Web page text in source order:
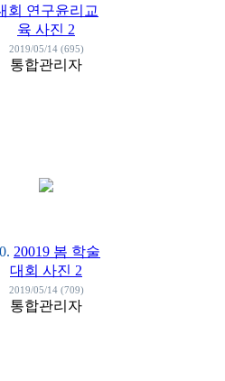
회 연구윤리교
육 사진 2
2019/05/14 (695)
통합관리자
20019 봄 학술
대회 사진 2
2019/05/14 (709)
통합관리자